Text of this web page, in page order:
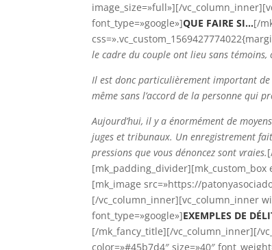
image_size=»full»][/
font_type=»google»]QUE FAIRE SI…[/
le cadre du couple ont lieu sans
Il est donc particulièrement important de
même sans l’accord de la personne qui
Aujourd’hui, il y a énormément de
juges et tribunaux. Un enregistrement
pressions que vous dénoncez sont vraies.
[mk_image src=»https://
[/vc_column_inner][vc_column_inner
font_type=»google»]EXEMPLES DE
[/mk_fancy_title][/vc_column_inner][/
color=»#45b7d4″ size=»40″